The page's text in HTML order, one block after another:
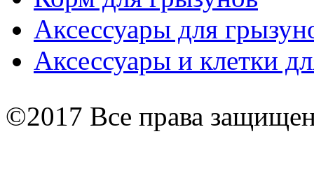
Аксессуары для
Аксессуары и клетки
©2017 Все права